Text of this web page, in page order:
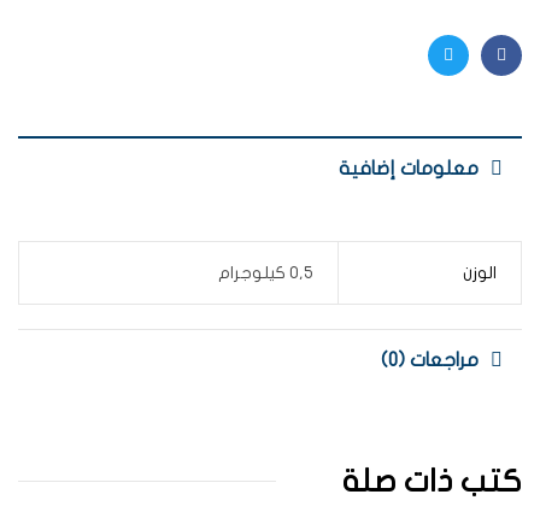
Facebook
Twitter
معلومات إضافية
الوزن 0,5 كيلوجرام
مراجعات (0)
كتب ذات صلة